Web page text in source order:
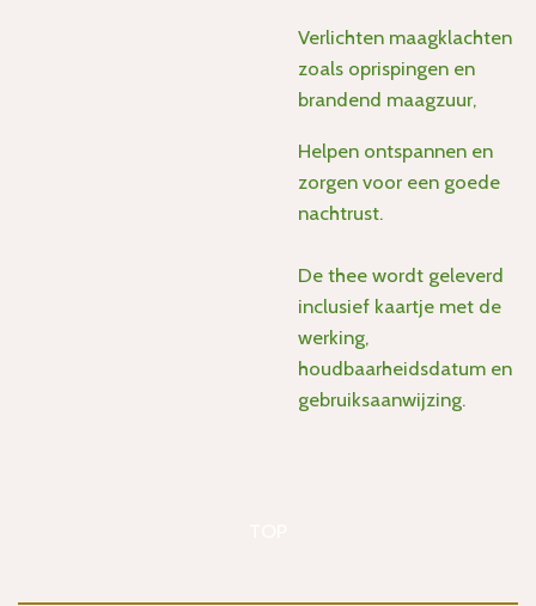
Verlichten maagklachten
zoals oprispingen en
brandend maagzuur,
Helpen ontspannen en
zorgen voor een goede
nachtrust.
De thee wordt geleverd
inclusief kaartje met de
werking,
houdbaarheidsdatum en
gebruiksaanwijzing.